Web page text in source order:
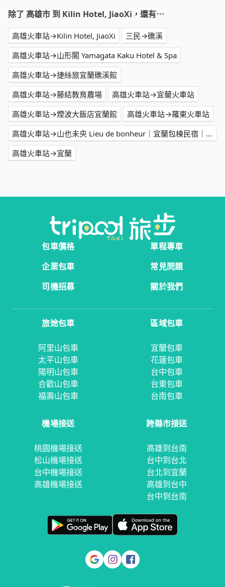
除了 高雄市 到 Kilin Hotel, JiaoXi，還有⋯
高雄火車站→Kilin Hotel, JiaoXi
三民→礁溪
高雄火車站→山形閣 Yamagata Kaku Hotel & Spa
高雄火車站→捷絲旅宜蘭礁溪館
高雄火車站→藤結教育農場
高雄火車站→宜蘭火車站
高雄火車站→煙波大飯店宜蘭館
高雄火車站→羅東火車站
高雄火車站→山也未央 Lieu de bonheur｜宜蘭包棟民宿｜宜蘭 Villa
高雄火車站→宜蘭
包車價格
單程專車
企業包車
常見問題
司機招募
關於我們
旅途包車
阿里山包車
太平山包車
陽明山包車
合歡山包車
福壽山包車
區域包車
宜蘭包車
花蓮包車
台中包車
台東包車
台南包車
機場接送
桃園機場接送
松山機場接送
台中機場接送
高雄機場接送
跨縣市接送
高雄到台南
台中到台北
台北到宜蘭
高雄到台中
台中到台南